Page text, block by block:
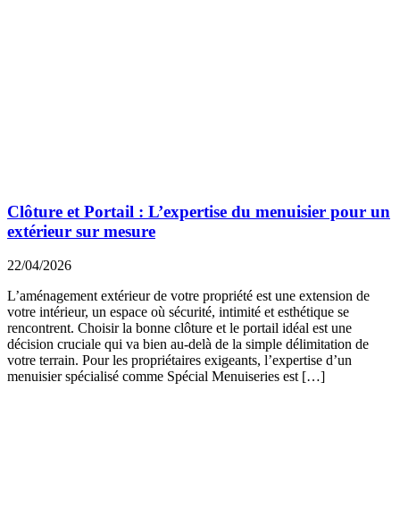
Clôture et Portail : L’expertise du menuisier pour un
extérieur sur mesure
22/04/2026
L’aménagement extérieur de votre propriété est une extension de
votre intérieur, un espace où sécurité, intimité et esthétique se
rencontrent. Choisir la bonne clôture et le portail idéal est une
décision cruciale qui va bien au-delà de la simple délimitation de
votre terrain. Pour les propriétaires exigeants, l’expertise d’un
menuisier spécialisé comme Spécial Menuiseries est […]